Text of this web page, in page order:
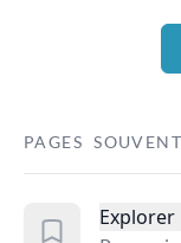
PAGES
Explorer